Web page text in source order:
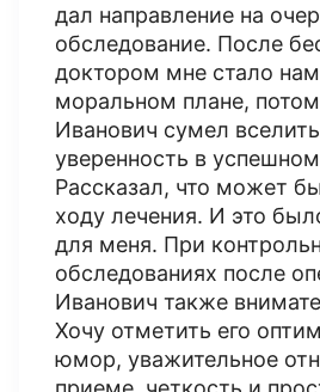
дал направление на
обследование. После
доктором мне стало
моральном плане,
Иванович сумел
уверенность в
Рассказал, что может
ходу лечения. И это
для меня. При
обследованиях после
Иванович также
Хочу отметить его
юмор, уважительное